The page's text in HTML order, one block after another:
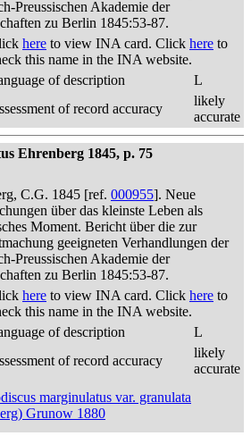
Preussischen Akademie der
zu Berlin 1845:53-87.
here to view INA card. Click here to
this name in the INA website.
of description
L
of record accuracy
likely
accurate
Ehrenberg 1845, p. 75
C.G. 1845 [ref. 000955]. Neue
über das kleinste Leben als
Moment. Bericht über die zur
geeigneten Verhandlungen der
Preussischen Akademie der
zu Berlin 1845:53-87.
here to view INA card. Click here to
this name in the INA website.
of description
L
of record accuracy
likely
accurate
marginulatus var. granulata
Grunow 1880